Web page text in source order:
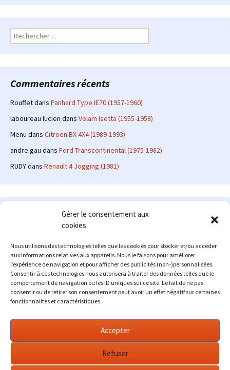
Gérer le consentement aux
cookies
Nous utilisons des technologies telles que les cookies pour stocker et/ou accéder
aux informations relatives aux appareils. Nous le faisons pour améliorer
l’expérience de navigation et pour afficher des publicités (non-)personnalisées.
Consentir à ces technologies nous autorisera à traiter des données telles que le
comportement de navigation ou les ID uniques sur ce site. Le fait de ne pas
consentir ou de retirer son consentement peut avoir un effet négatif sur certaines
fonctionnalités et caractéristiques.
Accepter
Refuser
Rechercher :
Commentaires récents
Rouffetdans Panhard Type IE70 (1957-1960)
laboureau lucien dans Velam Isetta (1955-1958)
Menu dans Citroën BX 4X4 (1989-1993)
andre gau dans Ford Transcontinental (1975-1982)
RUDYdans Renault 4 Jogging (1981)
Le site en quelques mots
: passionné d'automobile ancienne depuis de
nombreuses années, j'ai commencé à partager ma passion sur
internet à partir de 2009 au travers d'un blog qui a connu un relatif
succès. Fin 2013, je décide de prendre mon autonomie et me lancer
avec mon propre site : l'Automobile Ancienne.
Me contacter : alex(at)lautomobileancienne.com